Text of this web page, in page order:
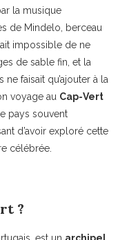
la musique
de Mindelo, berceau
impossible de ne
de sable fin, et la
faisait qu’ajouter à la
voyage au Cap-Vert
pays souvent
d’avoir exploré cette
célébrée.
?